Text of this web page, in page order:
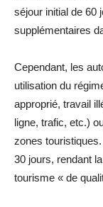
séjour initial de 60
supplémentaires
Cependant, les
utilisation du
approprié, travail
ligne, trafic, etc.)
zones
30 jours, rendant
tourisme « de